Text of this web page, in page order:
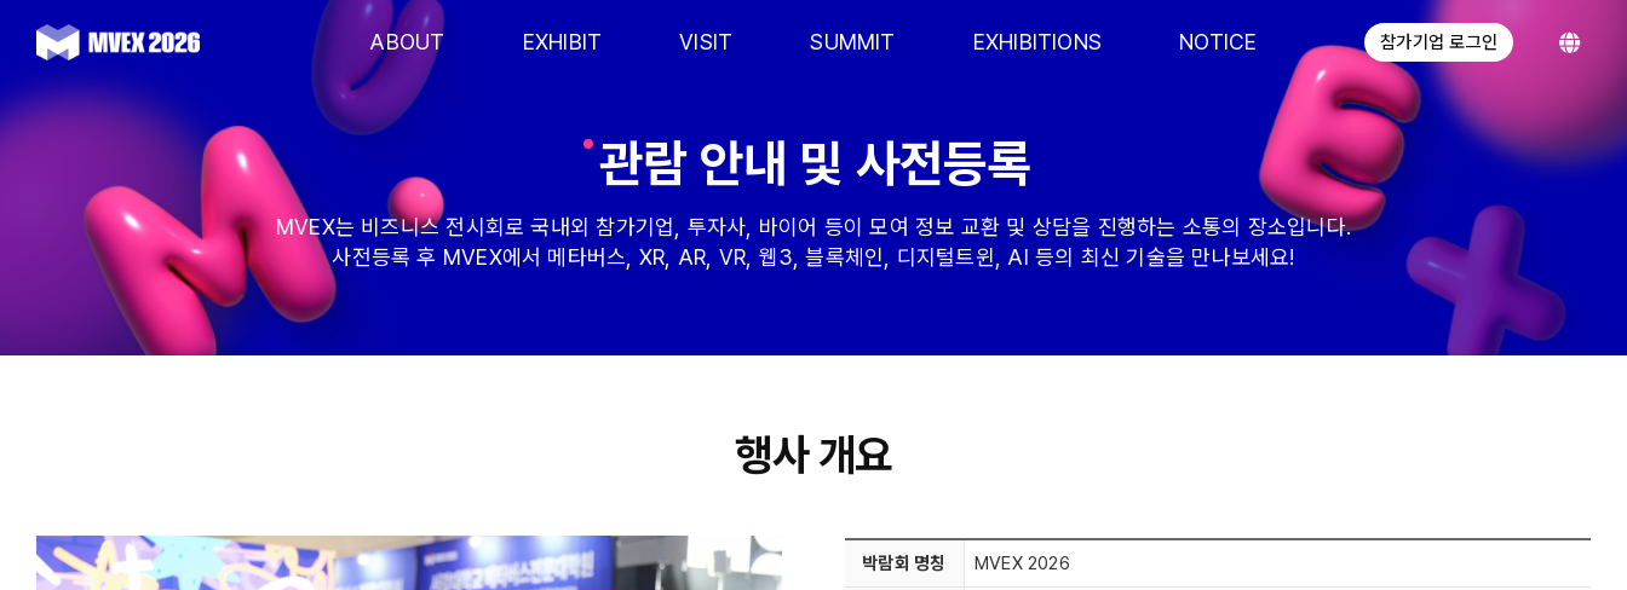
content
ABOUT EXHIBIT VISIT SUMMIT EXHIBITIONS NOTICE 참가기업 로그인
관람 안내 및 사전등록
MVEX는 비즈니스 전시회로 국내외 참가기업, 투자사, 바이어 등이 모여 정보 교환 및 상담을 진행하는 소통의 장소입니다.
사전등록 후 MVEX에서 메타버스, XR, AR, VR, 웹3, 블록체인, 디지털트윈, AI 등의 최신 기술을 만나보세요!
행사 개요
박람회 명칭 MVEX 2026